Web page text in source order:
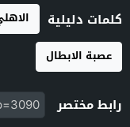
كلمات دليلية
عصبة الابطال
رابط مختصر